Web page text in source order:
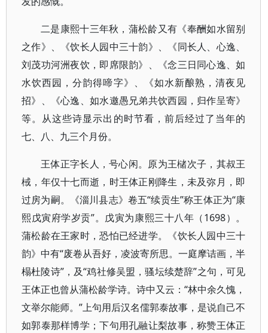
二是康熙十三年秋，蒲松龄又有《奉酬如水留别
之作》、《饮长人园中三十韵》、《同长人、心逸、
刘茂功河洲夜饮，即席限韵》、《念三日同心逸、如
水饮西园，分韵得啼字》、《如水新酿熟，清夜见
招》、《心逸、如水邀愚兄弟共饮西园，归作呈寄》
等。从这些诗显示出的时节看，前后经过了当年的
七、八、九三个月份。
王体正字长人，号心闲。原为王槠次子，其叔王
棫，年仅十七而逝，时王体正刚降生，未及弥月，即
过房为嗣。《淄川县志》卷五“续贡生”称王体正为“康
熙戊寅府学岁贡”。戊寅为康熙三十八年（1698）。
蒲松龄在王家时，恐怕已经进学。《饮长人园中三十
韵》中有“废卷从吾好，凌波寄所思。一庭摩诘画，半
榻杜陵诗”，及“鸡社修吴盟，骚坛续楚辞”之句，可见
王体正也曾从蒲松龄学诗。诗中又云：“林中余久愧，
文举尔能师。”上句用后汉名儒郭泰故事，是说自己不
如郭泰那样博学；下句用孔融让梨故事，称赞王体正